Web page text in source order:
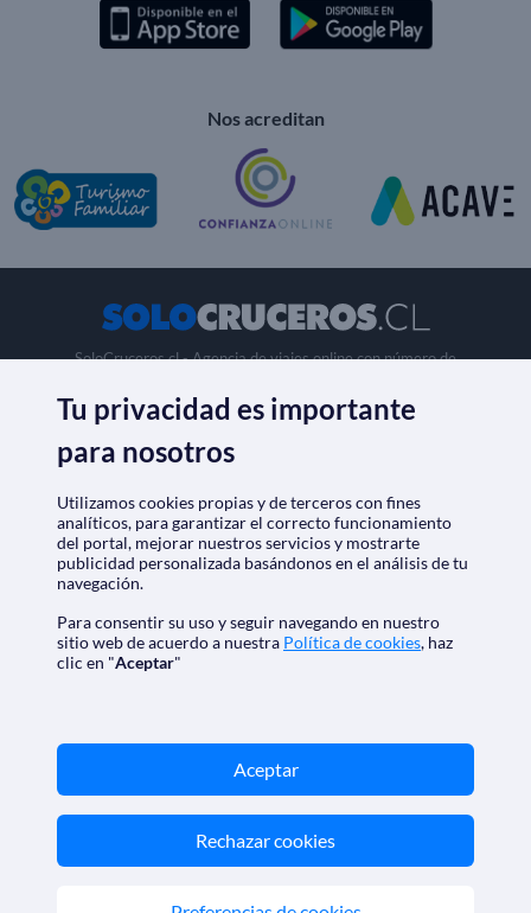
Nos acreditan
SoloCruceros.cl - Agencia de viajes online con número de
Marca registrada de Aethalia Viajes y Cruceros S.L. C.I.F.
B60418605
© 2026 SoloCruceros.cl
SoloCruceros.cl - Agencia de viajes online con número de
autorización GC 001818
Marca registrada de Aethalia Viajes y Cruceros S.L. C.I.F.
B60418605
Reservados todos los derechos.
Tu privacidad es importante
para nosotros
Utilizamos cookies propias y de terceros con fines
analíticos, para garantizar el correcto funcionamiento
del portal, mejorar nuestros servicios y mostrarte
publicidad personalizada basándonos en el análisis de tu
navegación.
Para consentir su uso y seguir navegando en nuestro
sitio web de acuerdo a nuestra Política de cookies, haz
clic en "Aceptar"
Aceptar
Rechazar cookies